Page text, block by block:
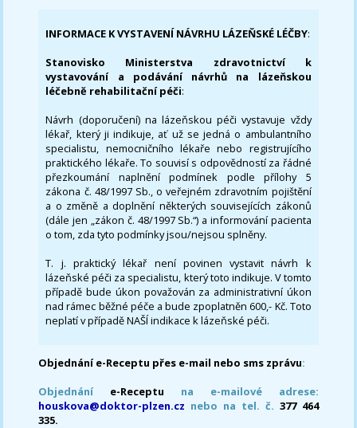
INFORMACE K VYSTAVENÍ NÁVRHU LÁZEŇSKÉ LÉČBY:
Stanovisko Ministerstva zdravotnictví k
vystavování a podávání návrhů na lázeňskou
léčebně rehabilitační péči:
Návrh (doporučení) na lázeňskou péči vystavuje vždy
lékař, který ji indikuje, ať už se jedná o ambulantního
specialistu, nemocničního lékaře nebo registrujícího
praktického lékaře. To souvisí s odpovědností za řádné
přezkoumání naplnění podmínek podle přílohy 5
zákona č. 48/1997 Sb., o veřejném zdravotním pojištění
a o změně a doplnění některých souvisejících zákonů
(dále jen „zákon č. 48/1997 Sb.“) a informování pacienta
o tom, zda tyto podmínky jsou/nejsou splněny.
T. j. praktický lékař není povinen vystavit návrh k
lázeňské péči za specialistu, který toto indikuje. V tomto
případě bude úkon považován za administrativní úkon
nad rámec běžné péče a bude zpoplatněn 600,- Kč. Toto
neplatí v případě NAŠÍ indikace k lázeňské péči.
Objednání e-Receptu přes e-mail nebo sms zprávu:
Objednání e-Receptu na e-mailové adrese:
houskova@doktor-plzen.cz nebo na tel. č. 377 464
335.